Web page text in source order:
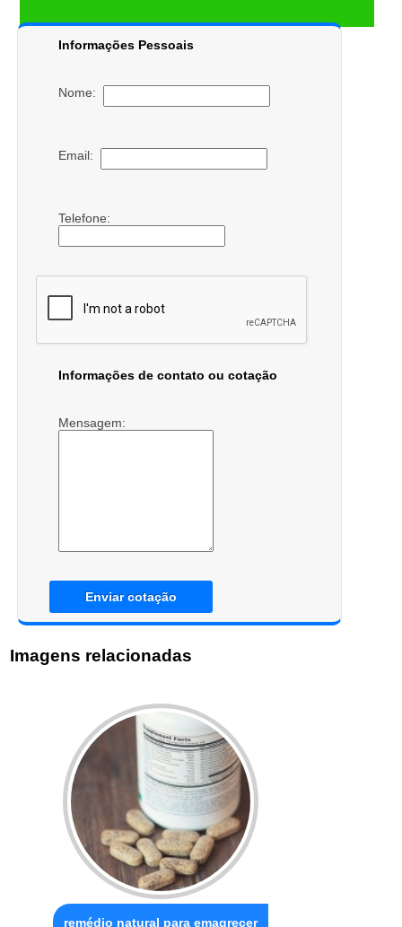
Informações Pessoais
Nome:
Email:
Telefone:
Informações de contato ou cotação
Mensagem:
Enviar cotação
Imagens relacionadas
remédio natural para emagrecer